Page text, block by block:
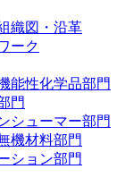
織図・沿革
ーク
能性化学品部門
門
シューマー部門
機材料部門
ション部門